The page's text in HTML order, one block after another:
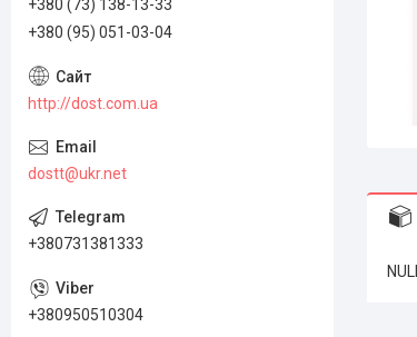
NULL
+380 (73) 138-13-33
+380 (95) 051-03-04
http://dost.com.ua
dostt@ukr.net
+380731381333
+380950510304